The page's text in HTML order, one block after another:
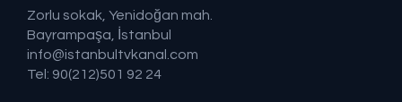
Zorlu sokak, Yenidoğan mah.
Bayrampaşa, İstanbul
info@istanbultvkanal.com
Tel: 90(212)501 92 24